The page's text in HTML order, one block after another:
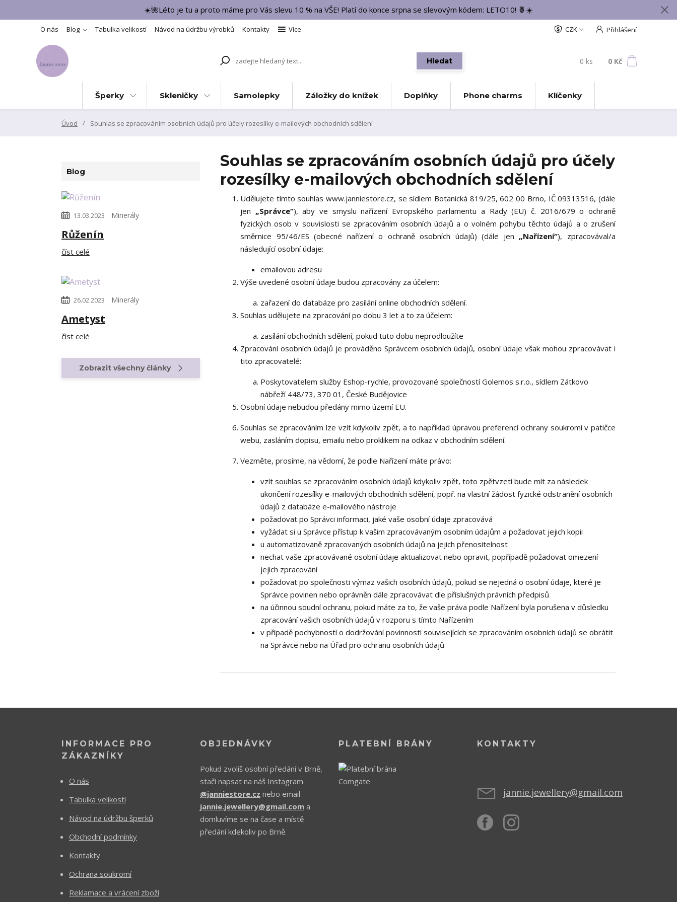
☀️🌺Léto je tu a proto máme pro Vás slevu 10 % na VŠE! Platí do konce srpna se slevovým kódem: LETO10! 🍍☀️
O nás Blog Tabulka velikostí Návod na údržbu výrobků Kontakty Více CZK Přihlášení
Hledat 0 ks 0 Kč
Šperky Skleničky Samolepky Záložky do knížek Doplňky Phone charms Klíčenky
Úvod Souhlas se zpracováním osobních údajů pro účely rozesílky e-mailových obchodních sdělení
Blog
13.03.2023 Minerály
Růženín
číst celé
26.02.2023 Minerály
Ametyst
číst celé
Zobrazit všechny články
Souhlas se zpracováním osobních údajů pro účely
rozesílky e-mailových obchodních sdělení
Udělujete tímto souhlas www.janniestore.cz, se sídlem Botanická 819/25, 602 00 Brno, IČ 09313516, (dále
jen „Správce“), aby ve smyslu nařízení Evropského parlamentu a Rady (EU) č. 2016/679 o ochraně
fyzických osob v souvislosti se zpracováním osobních údajů a o volném pohybu těchto údajů a o zrušení
směrnice 95/46/ES (obecné nařízení o ochraně osobních údajů) (dále jen „Nařízení“), zpracovával/a
následující osobní údaje:
emailovou adresu
Výše uvedené osobní údaje budou zpracovány za účelem:
zařazení do databáze pro zasílání online obchodních sdělení.
Souhlas udělujete na zpracování po dobu 3 let a to za účelem:
zasílání obchodních sdělení, pokud tuto dobu neprodloužíte
Zpracování osobních údajů je prováděno Správcem osobních údajů, osobní údaje však mohou zpracovávat i
tito zpracovatelé:
Poskytovatelem služby Eshop-rychle, provozované společností Golemos s.r.o., sídlem Zátkovo
nábřeží 448/73, 370 01, České Budějovice
Osobní údaje nebudou předány mimo území EU.
Souhlas se zpracováním lze vzít kdykoliv zpět, a to například úpravou preferencí ochrany soukromí v patičce
webu, zasláním dopisu, emailu nebo proklikem na odkaz v obchodním sdělení.
Vezměte, prosíme, na vědomí, že podle Nařízení máte právo:
vzít souhlas se zpracováním osobních údajů kdykoliv zpět, toto zpětvzetí bude mít za následek
ukončení rozesílky e-mailových obchodních sdělení, popř. na vlastní žádost fyzické odstranění osobních
údajů z databáze e-mailového nástroje
požadovat po Správci informaci, jaké vaše osobní údaje zpracovává
vyžádat si u Správce přístup k vašim zpracovávaným osobním údajům a požadovat jejich kopii
u automatizovaně zpracovaných osobních údajů na jejich přenositelnost
nechat vaše zpracovávané osobní údaje aktualizovat nebo opravit, popřípadě požadovat omezení
jejich zpracování
požadovat po společnosti výmaz vašich osobních údajů, pokud se nejedná o osobní údaje, které je
Správce povinen nebo oprávněn dále zpracovávat dle příslušných právních předpisů
na účinnou soudní ochranu, pokud máte za to, že vaše práva podle Nařízení byla porušena v důsledku
zpracování vašich osobních údajů v rozporu s tímto Nařízením
v případě pochybností o dodržování povinností souvisejících se zpracováním osobních údajů se obrátit
na Správce nebo na Úřad pro ochranu osobních údajů
INFORMACE PRO
ZÁKAZNÍKY
O nás
Tabulka velikostí
Návod na údržbu šperků
Obchodní podmínky
Kontakty
Ochrana soukromí
Reklamace a vrácení zboží
OBJEDNÁVKY
Pokud zvolíš osobní předání v Brně,
stačí napsat na náš Instagram
@janniestore.cz nebo email
jannie.jewellery@gmail.com a
domluvíme se na čase a místě
předání kdekoliv po Brně.
PLATEBNÍ BRÁNY KONTAKTY
jannie.jewellery@gmail.com